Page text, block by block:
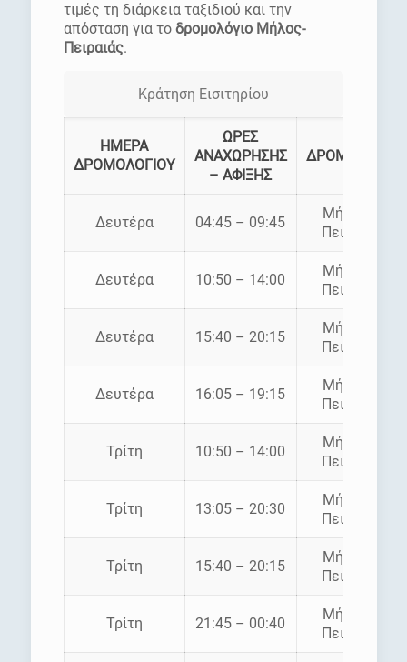
τιμές τη διάρκεια ταξιδιού και την
απόσταση για τοδρομολόγιο Μήλος-
Πειραιάς.
Κράτηση Εισιτηρίου
ΗΜΕΡΑ
ΔΡΟΜΟΛΟΓΙΟΥ
ΩΡΕΣ
ΑΝΑΧΩΡΗΣΗΣ
– ΑΦΙΞΗΣ
ΔΡΟΜΟΛΟΓΙΑ
Δευτέρα 04:45 – 09:45
Μήλος –
Πειραιάς
Δευτέρα 10:50 – 14:00
Μήλος –
Πειραιάς
Δευτέρα 15:40 – 20:15
Μήλος –
Πειραιάς
Δευτέρα 16:05 – 19:15
Μήλος –
Πειραιάς
Τρίτη 10:50 – 14:00
Μήλος –
Πειραιάς
Τρίτη 13:05 – 20:30
Μήλος –
Πειραιάς
Τρίτη 15:40 – 20:15
Μήλος –
Πειραιάς
Τρίτη 21:45 – 00:40
Μήλος –
Πειραιάς